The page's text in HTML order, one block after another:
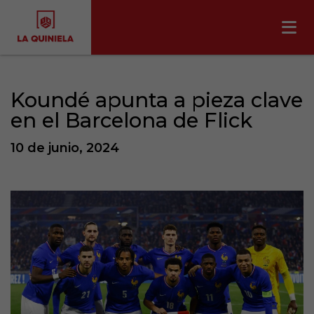
Koundé apunta a pieza clave
en el Barcelona de Flick
10 de junio, 2024